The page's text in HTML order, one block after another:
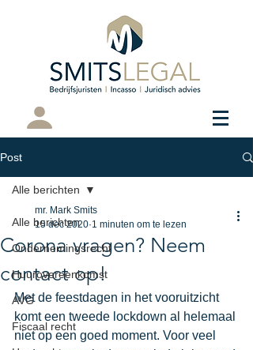
Cliëntenportaal
Post
Alle berichten
Ondernemingsrecht
Huurovereenkomst
AVG
Fiscaal recht
Alle berichten
Corona vragen? Neem
contact op!
mr. Mark Smits
15 dec 2020 1 minuten om te lezen
Met de feestdagen in het vooruitzicht
komt een tweede lockdown al helemaal
niet op een goed moment. Voor veel